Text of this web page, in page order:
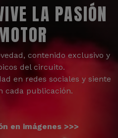
LA PASIÓN
contenido exclusivo y
del circuito.
en redes sociales y siente
cada publicación.
en imágenes >>>